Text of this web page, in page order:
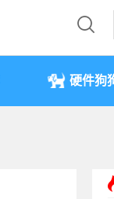
硬件狗
·